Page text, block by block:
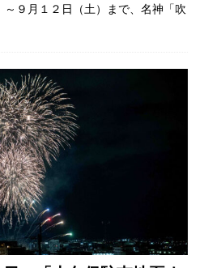
９月１２日（土）まで、名神「吹